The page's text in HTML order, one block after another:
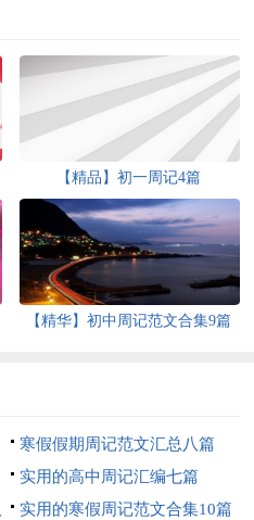
【精品】初一周记4篇
【精华】初中周记范文合集9篇
寒假假期周记范文汇总八篇
实用的高中周记汇编七篇
实用的寒假周记范文合集10篇